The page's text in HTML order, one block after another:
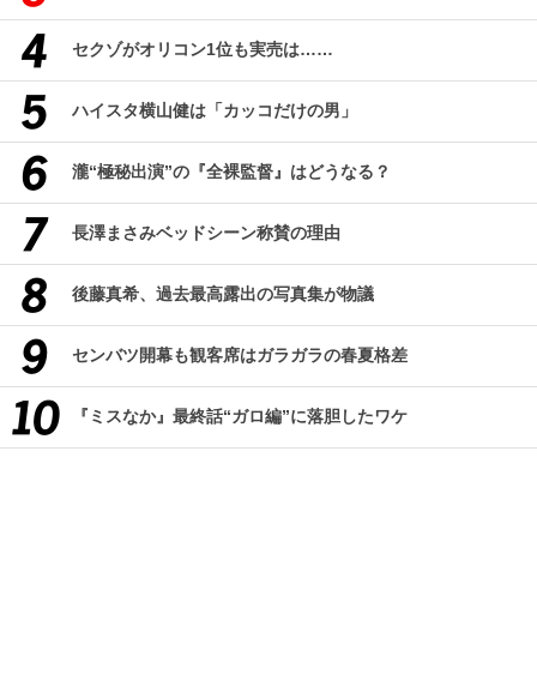
セクゾがオリコン1位も実売は……
ハイスタ横山健は「カッコだけの男」
瀧“極秘出演”の『全裸監督』はどうなる？
長澤まさみベッドシーン称賛の理由
後藤真希、過去最高露出の写真集が物議
センバツ開幕も観客席はガラガラの春夏格差
『ミスなか』最終話“ガロ編”に落胆したワケ